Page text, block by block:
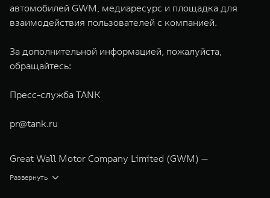
автомобилей GWM, медиаресурс и площадка для
взаимодействия пользователей с компанией.
За дополнительной информацией, пожалуйста,
обращайтесь:
Пресс-служба TANK
pr@tank.ru
Great Wall Motor Company Limited (GWM) —
глобальный производитель внедорожников,
Развернуть